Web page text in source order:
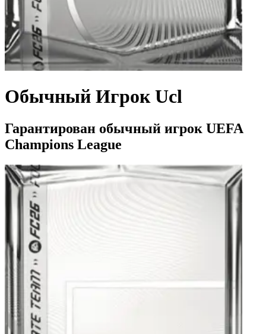
Обычный Игрок Ucl
Гарантирован обычный игрок UEFA
Champions League